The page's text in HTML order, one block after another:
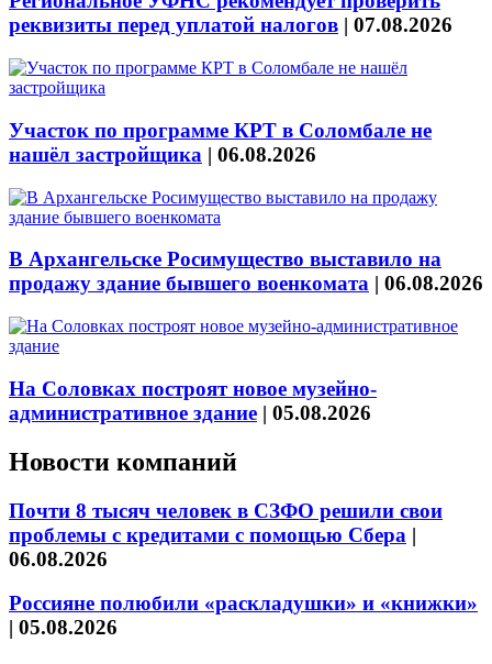
реквизиты перед уплатой налогов | 07.08.2026
Участок по программе КРТ в Соломбале не
нашёл застройщика | 06.08.2026
В Архангельске Росимущество выставило на
продажу здание бывшего военкомата | 06.08.2026
На Соловках построят новое музейно-
административное здание | 05.08.2026
Новости компаний
Почти 8 тысяч человек в СЗФО решили свои
проблемы с кредитами с помощью Сбера |
06.08.2026
Россияне полюбили «раскладушки» и «книжки»
| 05.08.2026